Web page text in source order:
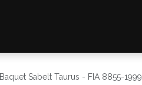
Baquet Sabelt Taurus - FIA 8855-1999